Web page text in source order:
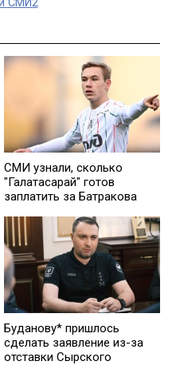
СМИ2
СМИ узнали, сколько
"Галатасарай" готов
заплатить за Батракова
Буданову* пришлось
сделать заявление из-за
отставки Сырского